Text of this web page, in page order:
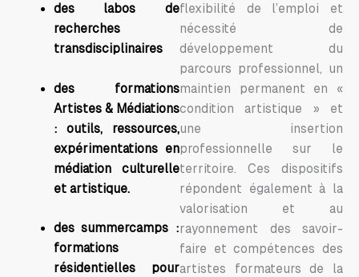
des labos de
recherches
transdisciplinaires
des formations
Artistes & Médiations
: outils, ressources,
expérimentations en
médiation culturelle
et artistique.
des summercamps :
formations
résidentielles pour
flexibilité de l’emploi et
nécessité de
développement du
parcours professionnel, un
maintien permanent en «
condition artistique » et
une insertion
professionnelle sur le
territoire. Ces dispositifs
répondent également à la
valorisation et au
rayonnement des savoir-
faire et compétences des
artistes formateurs de la